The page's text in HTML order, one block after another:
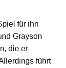
für ihn
Grayson
die er
führt